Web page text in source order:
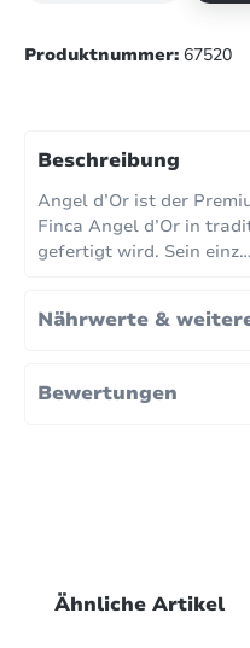
Produktnummer: 67520
Beschreibung
Angel d’Or ist der
Finca Angel d’Or in
gefertigt wird. Sein einz…
Nährwerte &
Bewertungen
Produktgalerie
Ähnliche Artikel